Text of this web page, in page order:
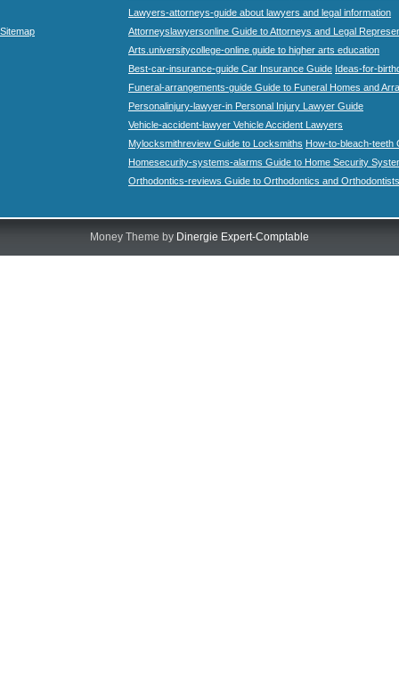
Sitemap
Lawyers-attorneys-guide about lawyers and legal information
Attorneyslawyersonline Guide to Attorneys and Legal
Arts.universitycollege-online guide to higher arts education
Best-car-insurance-guide Car Insurance Guide Ideas-for-
Funeral-arrangements-guide Guide to Funeral Homes and
Personalinjury-lawyer-in Personal Injury Lawyer Guide
Vehicle-accident-lawyer Vehicle Accident Lawyers
Mylocksmithreview Guide to Locksmiths How-to-bleach-teeth
Homesecurity-systems-alarms Guide to Home Security
Orthodontics-reviews Guide to Orthodontics and Orthodontists
Money Theme by Dinergie Expert-Comptable